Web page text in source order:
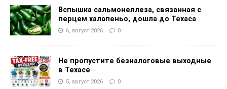
Вспышка сальмонеллеза, связанная с
перцем халапеньо, дошла до Техаса
6, август 2026 0
Не пропустите безналоговые выходные
в Техасе
5, август 2026 0